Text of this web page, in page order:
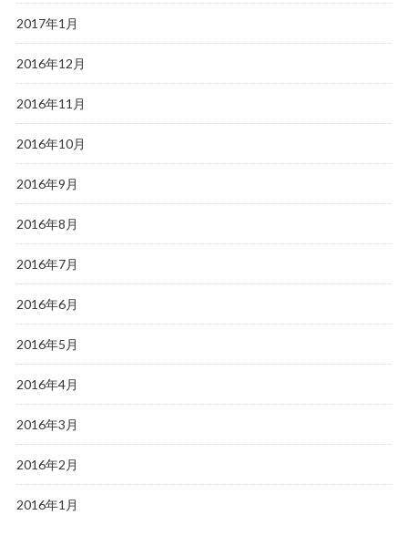
2017年1月
2016年12月
2016年11月
2016年10月
2016年9月
2016年8月
2016年7月
2016年6月
2016年5月
2016年4月
2016年3月
2016年2月
2016年1月